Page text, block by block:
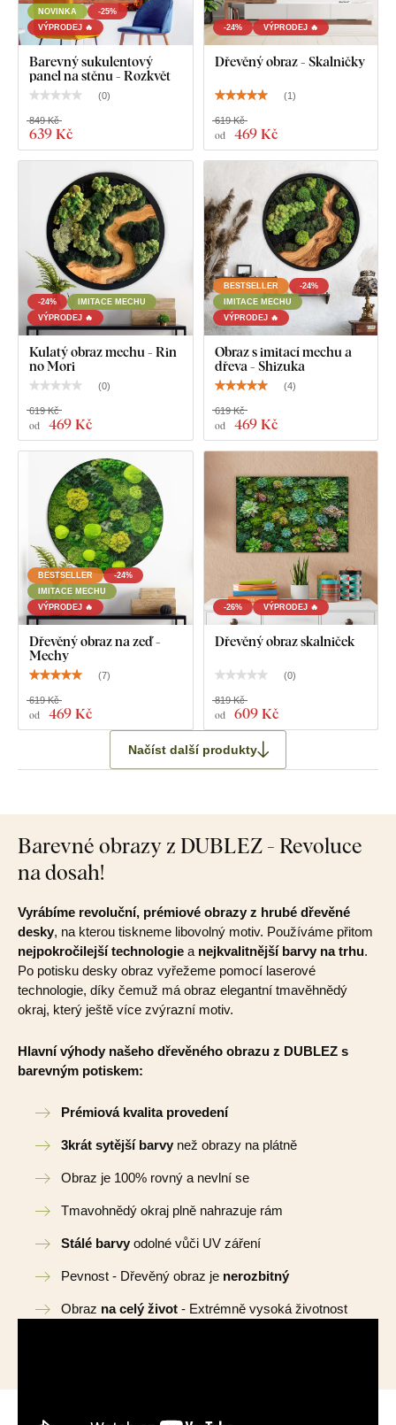
Co najdete v balení?
Kulatý obraz ze dřeva - Sukulenty
Předem namontovaný háček na druhé straně obrazu
Přehledný návod na montáž
NOVINKA
-25%
VÝPRODEJ 🔥
Barevný sukulentový
panel na stěnu - Rozkvět
(0)
639 Kč
849 Kč
-24% VÝPRODEJ 🔥
Dřevěný obraz - Skalničky
(1)
od 469 Kč
619 Kč
-24%
IMITACE MECHU
VÝPRODEJ 🔥
Kulatý obraz mechu - Rin
no Mori
(0)
od 469 Kč
619 Kč
BESTSELLER
-24%
IMITACE MECHU
VÝPRODEJ 🔥
Obraz s imitací mechu a
dřeva - Shizuka
(4)
od 469 Kč
619 Kč
BESTSELLER
-24%
IMITACE MECHU
VÝPRODEJ 🔥
Dřevěný obraz na zeď -
Mechy
(7)
od 469 Kč
619 Kč
-26% VÝPRODEJ 🔥
Dřevěný obraz skalniček
(0)
od 609 Kč
819 Kč
Načíst další produkty
Barevné obrazy z DUBLEZ - Revoluce
na dosah!
Vyrábíme revoluční, prémiové obrazy z hrubé dřevěné
desky, na kterou tiskneme libovolný motiv. Používáme přitom
nejpokročilejší technologie a nejkvalitnější barvy na trhu.
Po potisku desky obraz vyřežeme pomocí laserové
technologie, díky čemuž má obraz elegantní tmavěhnědý
okraj, který ještě více zvýrazní motiv.
Hlavní výhody našeho dřevěného obrazu z DUBLEZ s
barevným potiskem:
Prémiová kvalita provedení
3krát sytější barvy než obrazy na plátně
Obraz je 100% rovný a nevlní se
Tmavohnědý okraj plně nahrazuje rám
Stálé barvy odolné vůči UV záření
Pevnost - Dřevěný obraz je nerozbitný
Obraz na celý život - Extrémně vysoká životnost